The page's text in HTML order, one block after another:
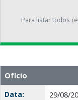
Para listar todos
Ofício
Data:
29/08/